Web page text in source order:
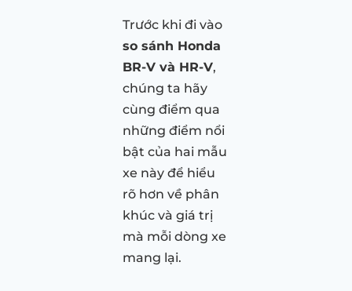
Trước khi đi vào
so sánh Honda
BR-V và HR-V,
chúng ta hãy
cùng điểm qua
những điểm nổi
bật của hai mẫu
xe này để hiểu
rõ hơn về phân
khúc và giá trị
mà mỗi dòng xe
mang lại.